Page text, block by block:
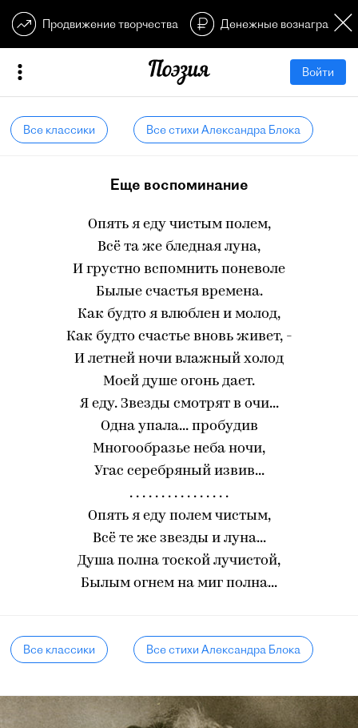
Продвижение творчества Денежные
Войти
Все классики Все стихи Александра Блока
Еще воспоминание
Опять я еду чистым полем,
Всё та же бледная луна,
И грустно вспомнить поневоле
Былые счастья времена.
Как будто я влюблен и молод,
Как будто счастье вновь живет, -
И летней ночи влажный холод
Моей душе огонь дает.
Я еду. Звезды смотрят в очи...
Одна упала... пробудив
Многообразье неба ночи,
Угас серебряный извив...
. . . . . . . . . . . . . . . .
Опять я еду полем чистым,
Всё те же звезды и луна...
Душа полна тоской лучистой,
Былым огнем на миг полна...
Все классики Все стихи Александра Блока